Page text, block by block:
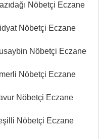
Nöbetçi Eczane
Nöbetçi Eczane
Nöbetçi Eczane
Nöbetçi Eczane
Nöbetçi Eczane
Nöbetçi Eczane